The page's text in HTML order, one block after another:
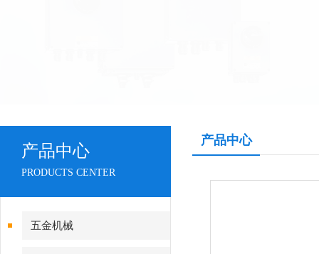
产品中心
PRODUCTS CENTER
五金机械
产品中心